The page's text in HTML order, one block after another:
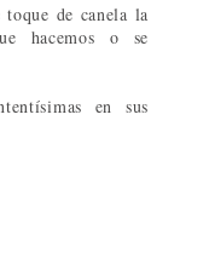
de canela la
hacemos o se
en sus